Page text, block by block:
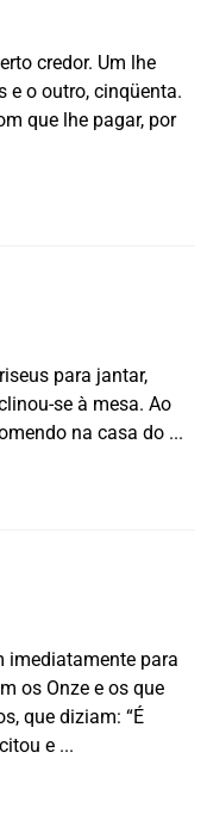
credor. Um lhe
e o outro, cinqüenta.
que lhe pagar, por
para jantar,
se à mesa. Ao
na casa do
imediatamente para
os Onze e os que
que diziam: “É
e